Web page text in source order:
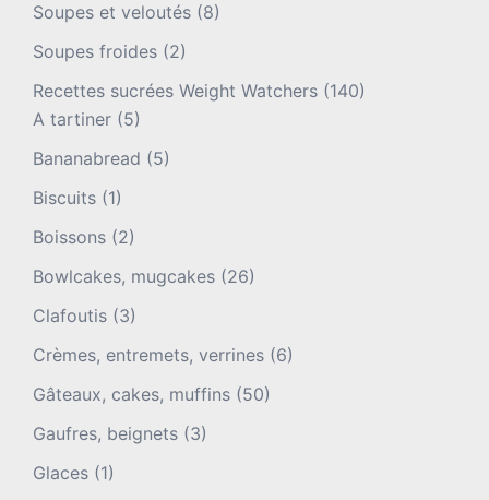
Soupes et veloutés (8)
Soupes froides (2)
Recettes sucrées Weight Watchers (140)
A tartiner (5)
Bananabread (5)
Biscuits (1)
Boissons (2)
Bowlcakes, mugcakes (26)
Clafoutis (3)
Crèmes, entremets, verrines (6)
Gâteaux, cakes, muffins (50)
Gaufres, beignets (3)
Glaces (1)